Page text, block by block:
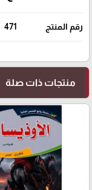
رقم المنتج 471
منتجات ذات صلة